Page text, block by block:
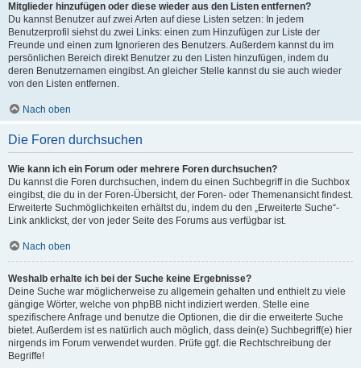
Mitglieder hinzufügen oder diese wieder aus den Listen entfernen?
Du kannst Benutzer auf zwei Arten auf diese Listen setzen: In jedem
Benutzerprofil siehst du zwei Links: einen zum Hinzufügen zur Liste der
Freunde und einen zum Ignorieren des Benutzers. Außerdem kannst du im
persönlichen Bereich direkt Benutzer zu den Listen hinzufügen, indem du
deren Benutzernamen eingibst. An gleicher Stelle kannst du sie auch wieder
von den Listen entfernen.
Nach oben
Die Foren durchsuchen
Wie kann ich ein Forum oder mehrere Foren durchsuchen?
Du kannst die Foren durchsuchen, indem du einen Suchbegriff in die Suchbox
eingibst, die du in der Foren-Übersicht, der Foren- oder Themenansicht findest.
Erweiterte Suchmöglichkeiten erhältst du, indem du den „Erweiterte Suche“-
Link anklickst, der von jeder Seite des Forums aus verfügbar ist.
Nach oben
Weshalb erhalte ich bei der Suche keine Ergebnisse?
Deine Suche war möglicherweise zu allgemein gehalten und enthielt zu viele
gängige Wörter, welche von phpBB nicht indiziert werden. Stelle eine
spezifischere Anfrage und benutze die Optionen, die dir die erweiterte Suche
bietet. Außerdem ist es natürlich auch möglich, dass dein(e) Suchbegriff(e) hier
nirgends im Forum verwendet wurden. Prüfe ggf. die Rechtschreibung der
Begriffe!